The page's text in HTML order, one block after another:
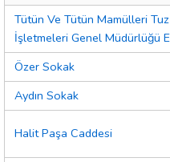
Tütün Ve Tütün Mamülleri
İşletmeleri Genel Müdürlüğü
Özer Sokak
Aydın Sokak
Halit Paşa Caddesi